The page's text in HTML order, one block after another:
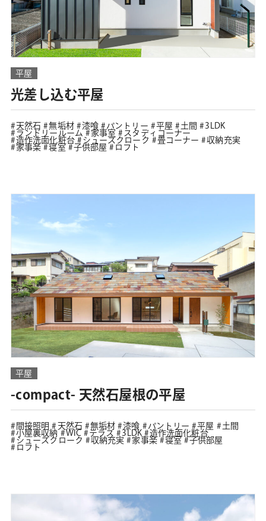
平屋
光差し込む平屋
天然石 無垢材 漆喰 パントリー 平屋 土間
3LDK
ランドリールーム
家事室
スタディコーナー
造作洗面化粧台
シューズクローク 畳コーナー
収納充実
家事楽
寝室 子供部屋 ロフト
平屋
-compact- 天然石屋根の平屋
間接照明 天然石 無垢材 漆喰 パントリー 平屋
土間
小屋裏収納
WIC テラス 3LDK
造作洗面化粧台
シューズクローク
収納充実 家事楽 寝室
子供部屋
ロフト